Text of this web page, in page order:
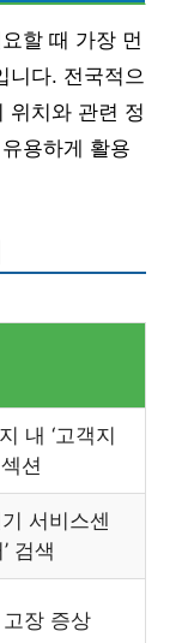
할 때 가장 먼
니다. 전국적으
위치와 관련 정
용하게 활용
내 ‘고객지
션
서비스센
검색
장 증상